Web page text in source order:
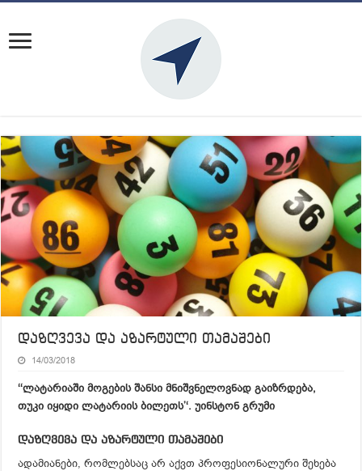
დაზღვევა და აზარტული თამაშები
14/03/2018
‘‘ლატარიაში მოგების შანსი მნიშვნელოვნად გაიზრდება,
თუკი იყიდი ლატარიის ბილეთს’‘. უინსტონ გრუმი
დაზღვევა და აზარტული თამაშები
ადამიანები, რომლებსაც არ აქვთ პროფესიონალური შეხება